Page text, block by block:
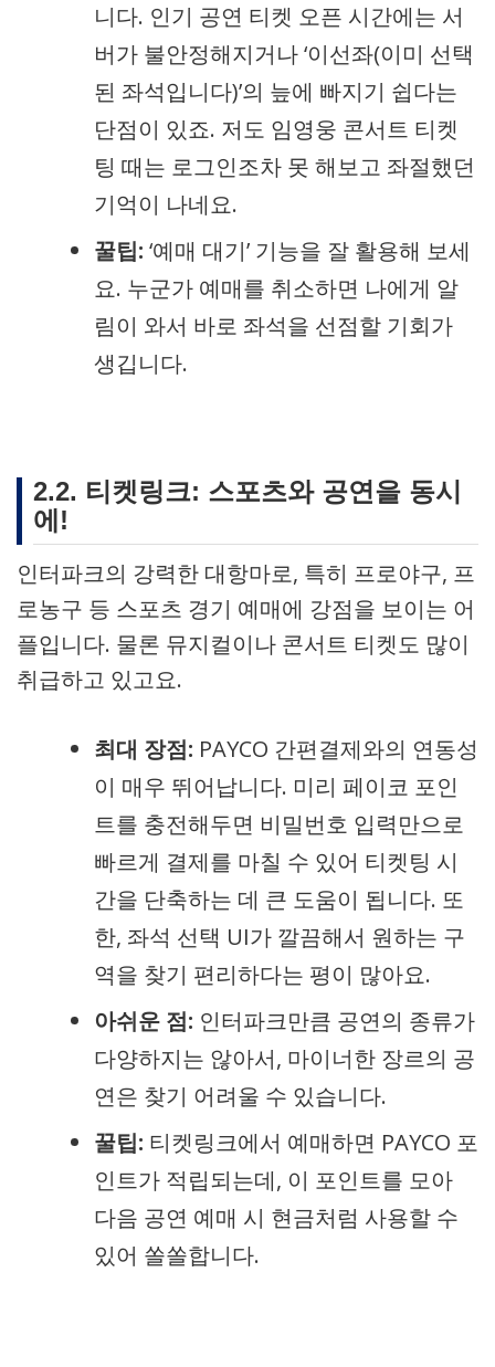
니다. 인기 공연 티켓 오픈 시간에는 서
버가 불안정해지거나 ‘이선좌(이미 선택
된 좌석입니다)’의 늪에 빠지기 쉽다는
단점이 있죠. 저도 임영웅 콘서트 티켓
팅 때는 로그인조차 못 해보고 좌절했던
기억이 나네요.
꿀팁: ‘예매 대기’ 기능을 잘 활용해 보세
요. 누군가 예매를 취소하면 나에게 알
림이 와서 바로 좌석을 선점할 기회가
생깁니다.
2.2. 티켓링크: 스포츠와 공연을 동시
에!
인터파크의 강력한 대항마로, 특히 프로야구, 프
로농구 등 스포츠 경기 예매에 강점을 보이는 어
플입니다. 물론 뮤지컬이나 콘서트 티켓도 많이
취급하고 있고요.
최대 장점: PAYCO 간편결제와의 연동성
이 매우 뛰어납니다. 미리 페이코 포인
트를 충전해두면 비밀번호 입력만으로
빠르게 결제를 마칠 수 있어 티켓팅 시
간을 단축하는 데 큰 도움이 됩니다. 또
한, 좌석 선택 UI가 깔끔해서 원하는 구
역을 찾기 편리하다는 평이 많아요.
아쉬운 점: 인터파크만큼 공연의 종류가
다양하지는 않아서, 마이너한 장르의 공
연은 찾기 어려울 수 있습니다.
꿀팁: 티켓링크에서 예매하면 PAYCO 포
인트가 적립되는데, 이 포인트를 모아
다음 공연 예매 시 현금처럼 사용할 수
있어 쏠쏠합니다.